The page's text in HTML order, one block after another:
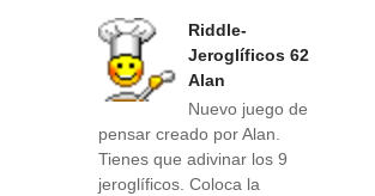
Riddle-
Jeroglíficos 62
Alan
Nuevo juego de
pensar creado por Alan.
Tienes que adivinar los 9
jeroglíficos. Coloca la